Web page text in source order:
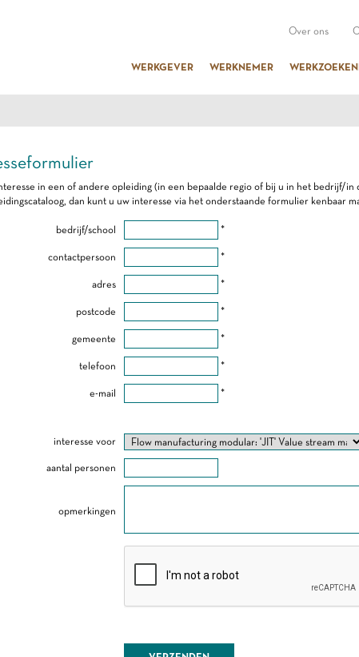
Over ons
WERKGEVER WERKNEMER
in een of andere opleiding (in een bepaalde regio of bij u in het bedrijf/in
dan kunt u uw interesse via het onderstaande formulier kenbaar
bedrijf/school *
contactpersoon *
adres *
postcode *
gemeente *
telefoon *
e-mail *
interesse voor
aantal personen
opmerkingen